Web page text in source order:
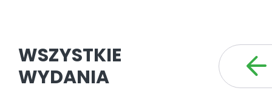
WSZYSTKIE
WYDANIA